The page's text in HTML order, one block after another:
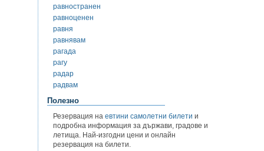
равностранен
равноценен
равня
равнявам
рагада
рагу
радар
радвам
Полезно
Резервация на евтини самолетни билети и
подробна информация за държави, градове и
летища. Най-изгодни цени и онлайн
резервация на билети.